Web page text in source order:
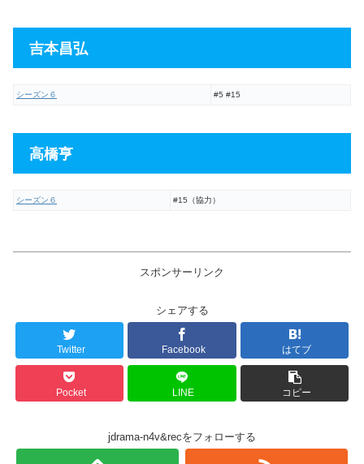
吉本昌弘
シーズン６ #5 #15
高橋亨
シーズン６ #15（協力）
スポンサーリンク
シェアする
Twitter Facebook はてブ
Pocket LINE コピー
jdrama-n4v&recをフォローする